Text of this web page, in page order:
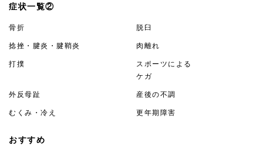
症状一覧②
骨折 脱臼
捻挫・腱炎・腱鞘炎 肉離れ
打撲
スポーツによる
ケガ
外反母趾 産後の不調
むくみ・冷え 更年期障害
おすすめ